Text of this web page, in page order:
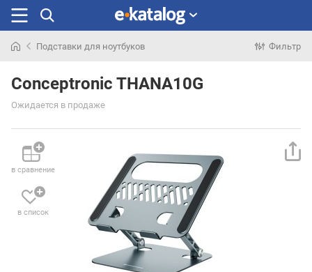
раньше
Подставки для ноутбуков Фильтр
Conceptronic THANA10G
Ожидается в продаже
в сравнение
в список